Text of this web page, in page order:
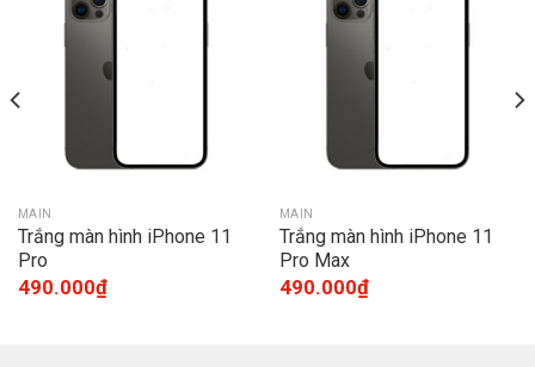
MAIN
Trắng màn hình iPhone 11
Pro
490.000₫
MAIN
Trắng màn hình iPhone 11
Pro Max
490.000₫